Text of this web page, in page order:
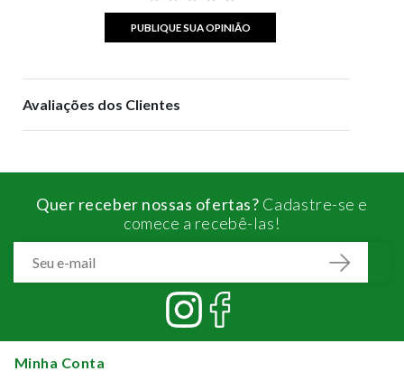
PUBLIQUE SUA OPINIÃO
Avaliações dos Clientes
Quer receber nossas ofertas? Cadastre-se e
comece a recebê-las!
Minha Conta